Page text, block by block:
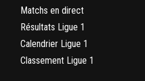
Matchs en direct
Résultats Ligue 1
Calendrier Ligue 1
Classement Ligue 1